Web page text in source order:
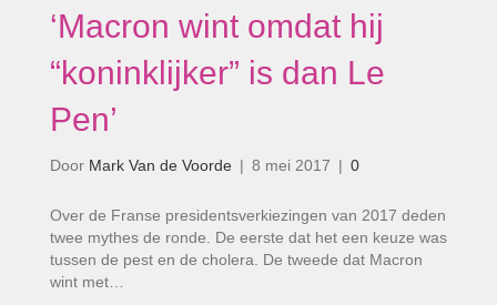
‘Macron wint omdat hij
“koninklijker” is dan Le
Pen’
Door Mark Van de Voorde | 8 mei 2017 | 0
Over de Franse presidentsverkiezingen van 2017 deden
twee mythes de ronde. De eerste dat het een keuze was
tussen de pest en de cholera. De tweede dat Macron
wint met…